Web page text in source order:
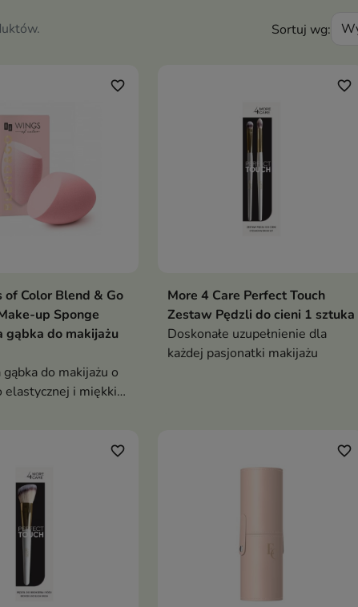
Sortuj wg:
favorite_border
Color Blend & Go
up Sponge
gąbka do makijażu
gąbka do makijażu o
i miękkiej
favorite_border
More 4 Care Perfect Touch
Zestaw Pędzli do cieni 1 sztuka
Doskonałe uzupełnienie dla
każdej pasjonatki makijażu
favorite_border favorite_border